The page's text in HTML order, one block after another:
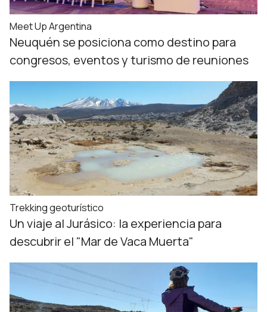
Meet Up Argentina
Neuquén se posiciona como destino para
congresos, eventos y turismo de reuniones
Trekking geoturístico
Un viaje al Jurásico: la experiencia para
descubrir el "Mar de Vaca Muerta"